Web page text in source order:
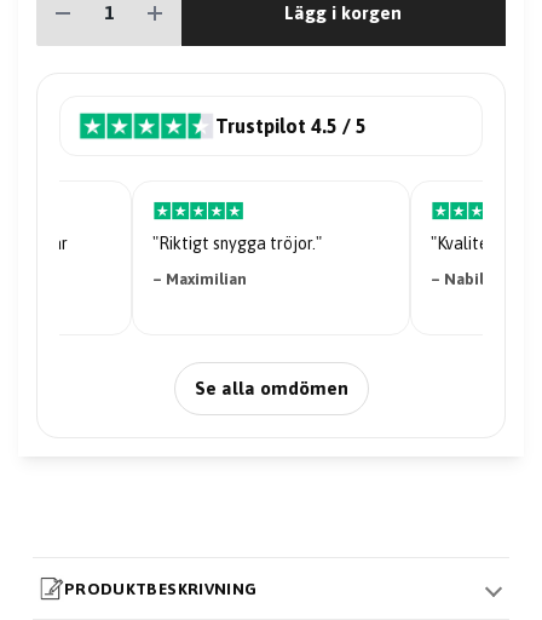
Lägg i korgen
Trustpilot 4.5 / 5
är "Riktigt snygga tröjor."
– Maximilian
"Kvaliteten på
– Nabil Abdi
Se alla omdömen
PRODUKTBESKRIVNING